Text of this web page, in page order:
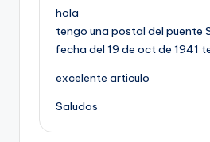
hola
tengo una postal del puente
fecha del 19 de oct de 1941
excelente articulo
Saludos